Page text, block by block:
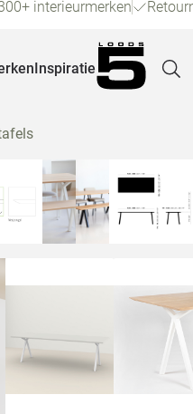
interieurmerken
Inspiratie